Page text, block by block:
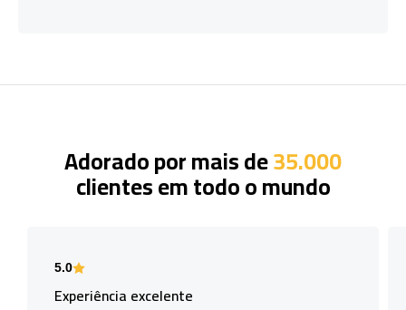
Adorado por mais de35.000
clientes em todo o mundo
5.0
Experiência excelente